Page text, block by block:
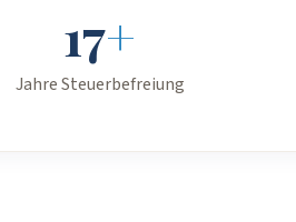
17+
Jahre Steuerbefreiung